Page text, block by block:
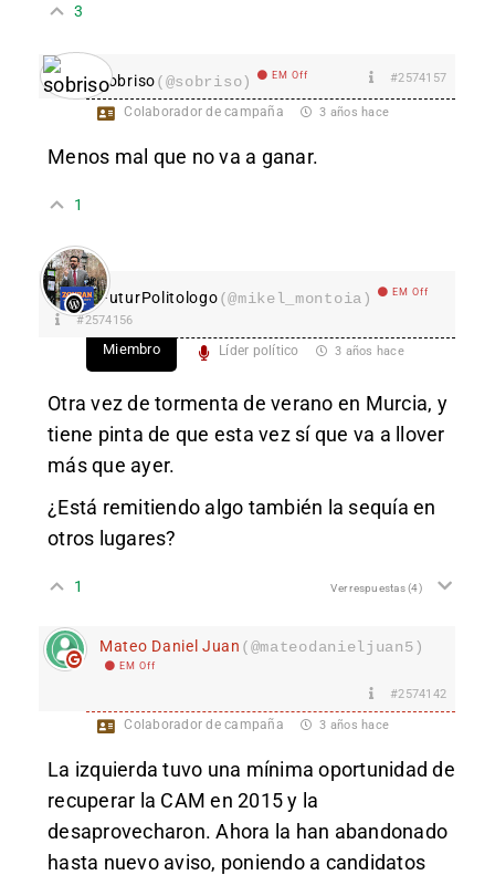
3
sobriso(@sobriso) EM Off #2574157
Colaborador de campaña 3 años hace
Menos mal que no va a ganar.
1
FuturPolitologo(@mikel_montoia) EM Off
#2574156
Miembro Líder político 3 años hace
Otra vez de tormenta de verano en Murcia, y
tiene pinta de que esta vez sí que va a llover
más que ayer.
¿Está remitiendo algo también la sequía en
otros lugares?
1 Ver respuestas(4)
Mateo Daniel Juan (@mateodanieljuan5)
EM Off
#2574142
Colaborador de campaña 3 años hace
La izquierda tuvo una mínima oportunidad de
recuperar la CAM en 2015 y la
desaprovecharon. Ahora la han abandonado
hasta nuevo aviso, poniendo a candidatos